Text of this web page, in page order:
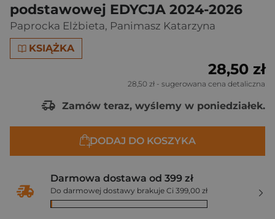
podstawowej EDYCJA 2024-2026
Paprocka Elżbieta, Panimasz Katarzyna
KSIĄŻKA
28,50 zł
28,50 zł - sugerowana cena detaliczna
Zamów teraz, wyślemy w poniedziałek.
DODAJ DO KOSZYKA
Darmowa dostawa od 399 zł
Do darmowej dostawy brakuje Ci 399,00 zł